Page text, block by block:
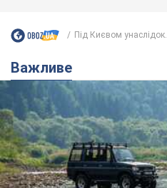
Під Києвом
Важливе